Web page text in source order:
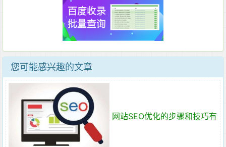
您可能感兴趣的文章
网站SEO优化的步骤和技巧有